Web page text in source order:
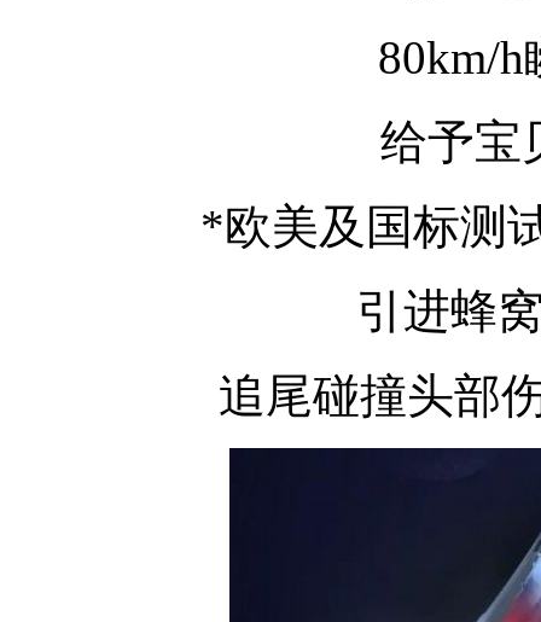
80km/
给予宝
*欧美及国标测
引进蜂
追尾碰撞头部